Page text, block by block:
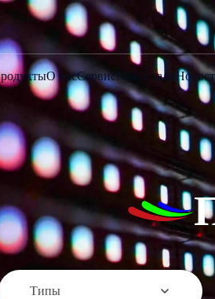
О насСервисКейс-стади
Типы